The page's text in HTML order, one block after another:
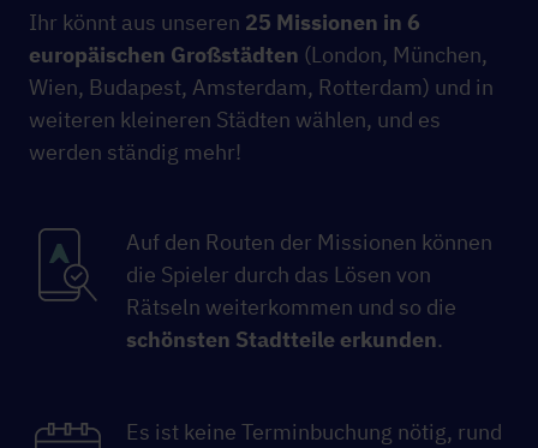
Ihr könnt aus unseren 25 Missionen in 6
europäischen Großstädten (London, München,
Wien, Budapest, Amsterdam, Rotterdam) und in
weiteren kleineren Städten wählen, und es
werden ständig mehr!
Auf den Routen der Missionen können
die Spieler durch das Lösen von
Rätseln weiterkommen und so die
schönsten Stadtteile erkunden.
Es ist keine Terminbuchung nötig, rund